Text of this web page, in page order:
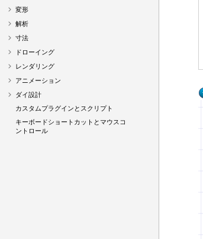
変形
解析
寸法
ドローイング
レンダリング
アニメーション
ダイ設計
カスタムプラグインとスクリプト
キーボードショートカットとマウスコ
ントロール